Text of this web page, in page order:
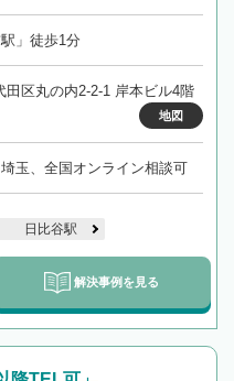
」徒歩1分
田区丸の内2-2-1 岸本ビル4階
地図
玉、全国オンライン相談可
日比谷駅
解決事例を見る